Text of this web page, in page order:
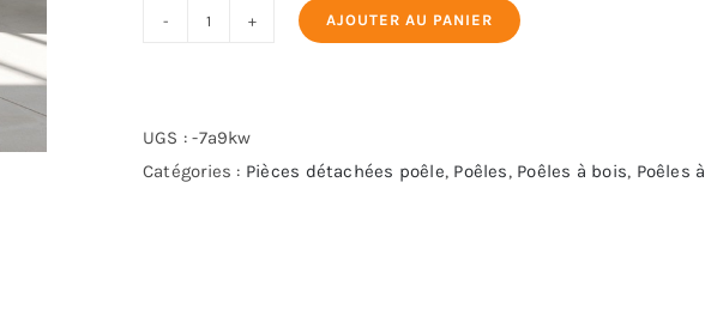
EQUIRRE
PIED
AJOUTER AU PANIER
UGS :-7a9kw
Catégories : Pièces détachées poêle, Poêles, Poêles à bois, Poêles